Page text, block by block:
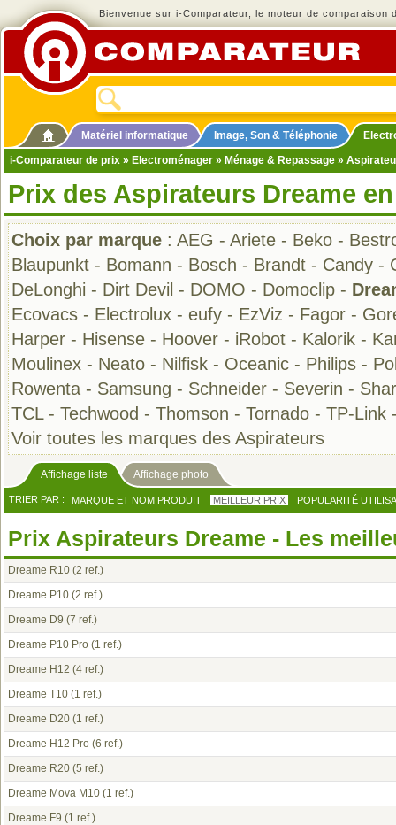
Bienvenue sur i-Comparateur, le moteur de comparaison
Matériel informatique Image, Son & Téléphonie
i-Comparateur de prix » Electroménager » Ménage & Repassage »
Prix des Aspirateurs Dreame
Choix par marque : AEG - Ariete - Beko -
Blaupunkt - Bomann - Bosch - Brandt - Candy -
DeLonghi - Dirt Devil - DOMO - Domoclip -
Ecovacs - Electrolux - eufy - EzViz - Fagor -
Harper - Hisense - Hoover - iRobot - Kalorik -
Moulinex - Neato - Nilfisk - Oceanic - Philips -
Rowenta - Samsung - Schneider - Severin -
TCL- Techwood - Thomson - Tornado - TP-Link
Voir toutes les marques des Aspirateurs
Affichage liste Affichage photo
TRIER PAR : MARQUE ET NOM PRODUIT MEILLEUR PRIX POPULARITÉ
Prix Aspirateurs Dreame - Les
Dreame R10 (2 ref.)
Dreame P10 (2 ref.)
Dreame D9 (7 ref.)
Dreame P10 Pro (1 ref.)
Dreame H12 (4 ref.)
Dreame T10 (1 ref.)
Dreame D20 (1 ref.)
Dreame H12 Pro (6 ref.)
Dreame R20 (5 ref.)
Dreame Mova M10 (1 ref.)
Dreame F9 (1 ref.)